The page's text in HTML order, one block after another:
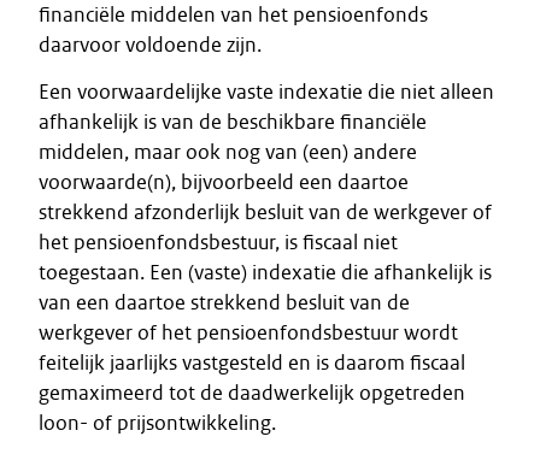
financiële middelen van het pensioenfonds
daarvoor voldoende zijn.
Een voorwaardelijke vaste indexatie die niet alleen
afhankelijk is van de beschikbare financiële
middelen, maar ook nog van (een) andere
voorwaarde(n), bijvoorbeeld een daartoe
strekkend afzonderlijk besluit van de werkgever of
het pensioenfondsbestuur, is fiscaal niet
toegestaan. Een (vaste) indexatie die afhankelijk is
van een daartoe strekkend besluit van de
werkgever of het pensioenfondsbestuur wordt
feitelijk jaarlijks vastgesteld en is daarom fiscaal
gemaximeerd tot de daadwerkelijk opgetreden
loon- of prijsontwikkeling.